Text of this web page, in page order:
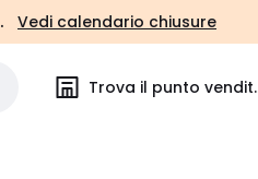
Vedi calendario chiusure
Trova il punto